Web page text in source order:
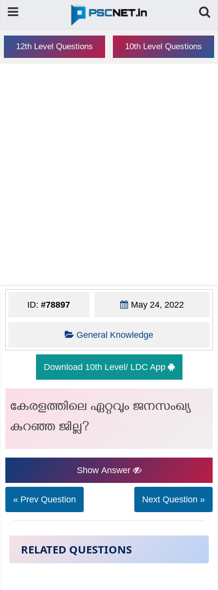
12th Level Questions 10th Level Questions
ID:#78897 May 24, 2022
General Knowledge
Download 10th Level/ LDC App
കേരളത്തിലെ ഏറ്റവും ജനസംഖ്യ
കുറഞ്ഞ ജില്ല?
Show Answer
« Prev Question Next Question »
RELATED QUESTIONS